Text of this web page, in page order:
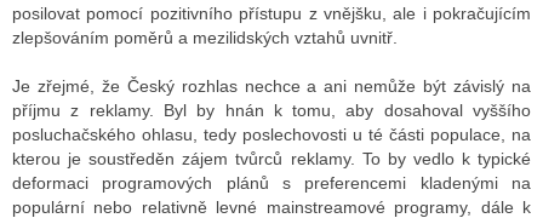
posilovat pomocí pozitivního přístupu z vnějšku, ale i pokračujícím
zlepšováním poměrů a mezilidských vztahů uvnitř.
Je zřejmé, že Český rozhlas nechce a ani nemůže být závislý na
příjmu z reklamy. Byl by hnán k tomu, aby dosahoval vyššího
posluchačského ohlasu, tedy poslechovosti u té části populace, na
kterou je soustředěn zájem tvůrců reklamy. To by vedlo k typické
deformaci programových plánů s preferencemi kladenými na
populární nebo relativně levné mainstreamové programy, dále k